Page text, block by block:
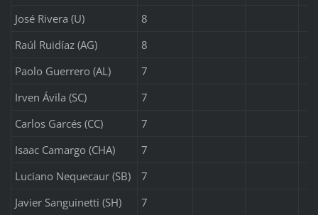
José Rivera (U)
8
Raúl Ruidíaz (AG)
8
Paolo Guerrero (AL)
7
Irven Ávila (SC)
7
Carlos Garcés (CC)
7
Isaac Camargo (CHA)
7
Luciano Nequecaur (SB)
7
Javier Sanguinetti (SH)
7